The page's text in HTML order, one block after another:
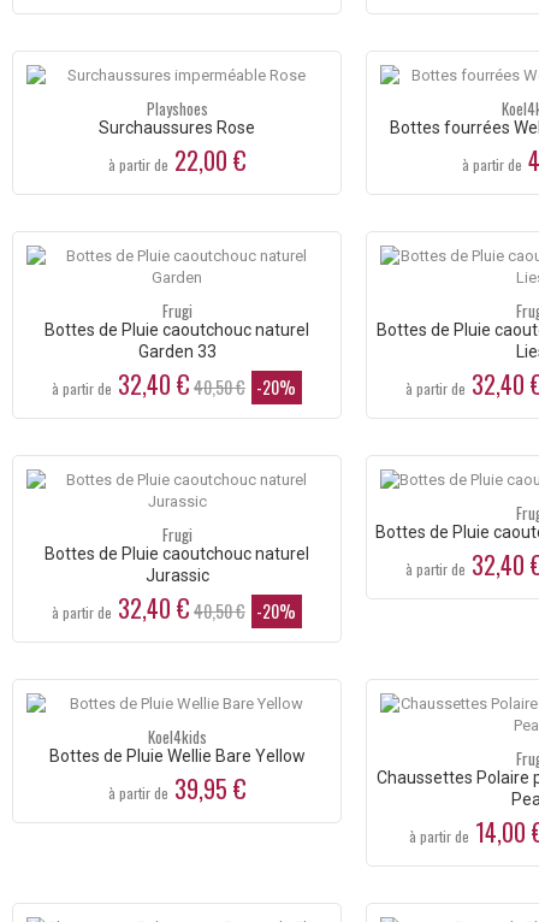
Playshoes
Surchaussures Rose
à partir de 22,00 €
Bottes fourrées
à partir de
Frugi
Bottes de Pluie caoutchouc naturel
Garden 33
à partir de 32,40 €40,50 € -20%
Bottes de Pluie
à partir de 32,40
Frugi
Bottes de Pluie caoutchouc naturel
Jurassic
à partir de 32,40 €40,50 € -20%
Bottes de Pluie
à partir de 32,40
Koel4kids
Bottes de Pluie Wellie Bare Yellow
à partir de 39,95 €
Chaussettes Polaire
à partir de 14,00